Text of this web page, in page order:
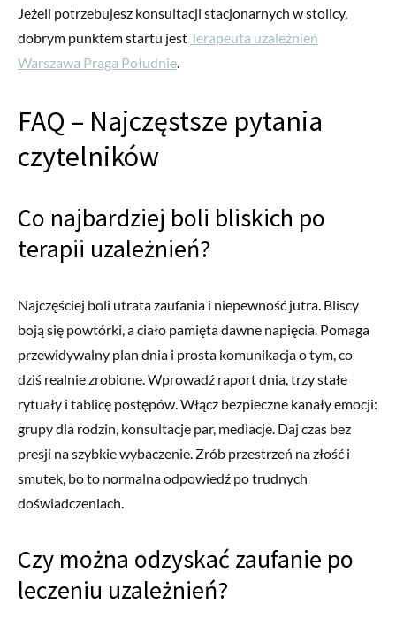
Jeżeli potrzebujesz konsultacji stacjonarnych w stolicy,
dobrym punktem startu jestTerapeuta uzależnień
Warszawa Praga Południe.
FAQ – Najczęstsze pytania
czytelników
Co najbardziej boli bliskich po
terapii uzależnień?
Najczęściej boli utrata zaufania i niepewność jutra. Bliscy
boją się powtórki, a ciało pamięta dawne napięcia. Pomaga
przewidywalny plan dnia i prosta komunikacja o tym, co
dziś realnie zrobione. Wprowadź raport dnia, trzy stałe
rytuały i tablicę postępów. Włącz bezpieczne kanały emocji:
grupy dla rodzin, konsultacje par, mediacje. Daj czas bez
presji na szybkie wybaczenie. Zrób przestrzeń na złość i
smutek, bo to normalna odpowiedź po trudnych
doświadczeniach.
Czy można odzyskać zaufanie po
leczeniu uzależnień?